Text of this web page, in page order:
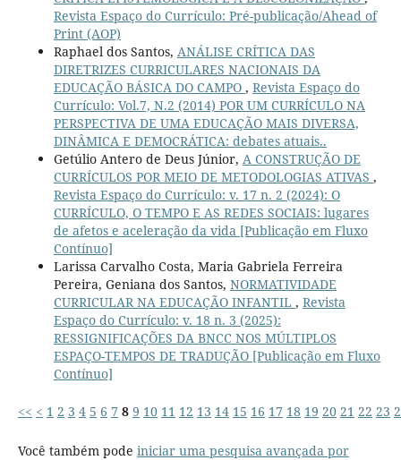
Revista Espaço do Currículo: Pré-publicação/Ahead of
Print (AOP)
Raphael dos Santos, ANÁLISE CRÍTICA DAS
DIRETRIZES CURRICULARES NACIONAIS DA
EDUCAÇÃO BÁSICA DO CAMPO , Revista Espaço do
Currículo: Vol.7, N.2 (2014) POR UM CURRÍCULO NA
PERSPECTIVA DE UMA EDUCAÇÃO MAIS DIVERSA,
DINÂMICA E DEMOCRÁTICA: debates atuais..
Getúlio Antero de Deus Júnior, A CONSTRUÇÃO DE
CURRÍCULOS POR MEIO DE METODOLOGIAS ATIVAS ,
Revista Espaço do Currículo: v. 17 n. 2 (2024): O
CURRÍCULO, O TEMPO E AS REDES SOCIAIS: lugares
de afetos e aceleração da vida [Publicação em Fluxo
Contínuo]
Larissa Carvalho Costa, Maria Gabriela Ferreira
Pereira, Geniana dos Santos, NORMATIVIDADE
CURRICULAR NA EDUCAÇÃO INFANTIL , Revista
Espaço do Currículo: v. 18 n. 3 (2025):
RESSIGNIFICAÇÕES DA BNCC NOS MÚLTIPLOS
ESPAÇO-TEMPOS DE TRADUÇÃO [Publicação em Fluxo
Contínuo]
<< < 1 2 3 4 5 6 7 8 9 10 11 12 13 14 15 16 17 18 19 20 21 22 23
Você também pode iniciar uma pesquisa avançada por